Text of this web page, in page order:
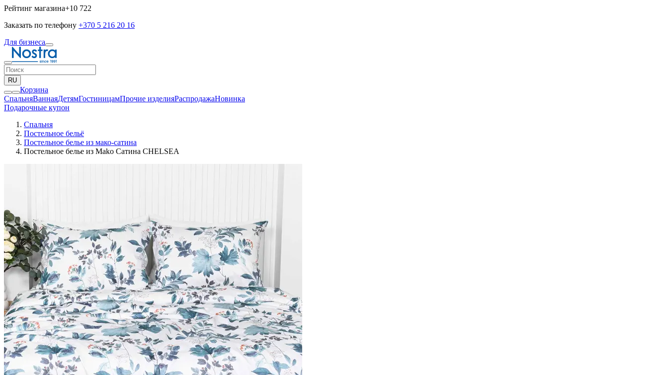
Рейтинг магазина+10 722
Заказать по телефону +370 5 216 20 16
Для бизнеса
RU
Корзина
СпальняВаннаяДетямГостиницамПрочие изделияPаспродажаНовинка
Подарочные купон
Спальня
Постельное бельё
Постельное белье из мако-сатина
Постельное белье из Mako Сатина CHELSEA